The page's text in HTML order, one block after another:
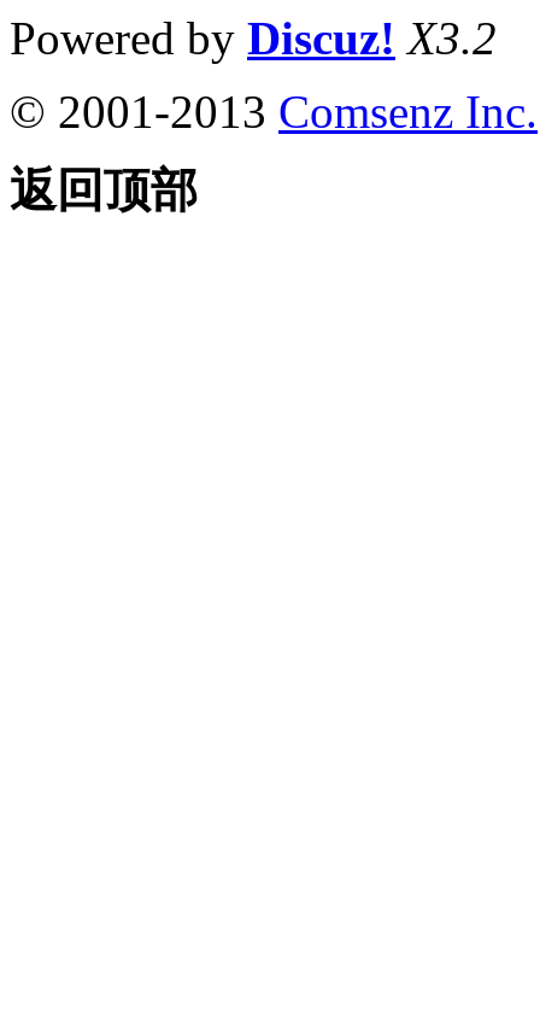
Powered by Discuz! X3.2
© 2001-2013 Comsenz Inc.
返回顶部